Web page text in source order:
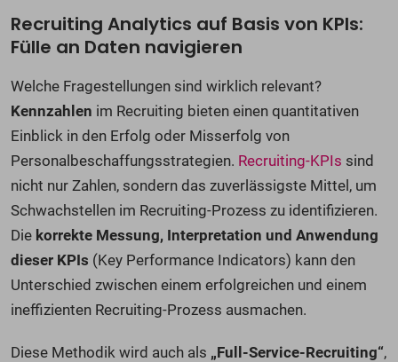
Recruiting Analytics auf Basis von KPIs:
Fülle an Daten navigieren
Welche Fragestellungen sind wirklich relevant?
Kennzahlen im Recruiting bieten einen quantitativen
Einblick in den Erfolg oder Misserfolg von
Personalbeschaffungsstrategien. Recruiting-KPIs sind
nicht nur Zahlen, sondern das zuverlässigste Mittel, um
Schwachstellen im Recruiting-Prozess zu identifizieren.
Die korrekte Messung, Interpretation und Anwendung
dieser KPIs (Key Performance Indicators) kann den
Unterschied zwischen einem erfolgreichen und einem
ineffizienten Recruiting-Prozess ausmachen.
Diese Methodik wird auch als „Full-Service-Recruiting“,